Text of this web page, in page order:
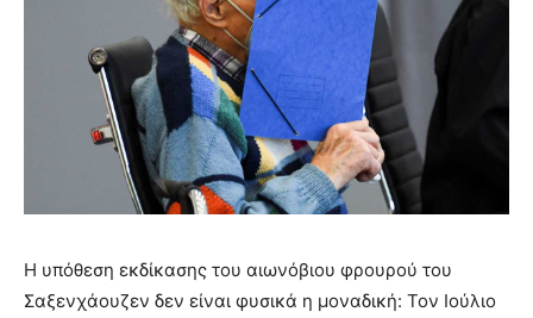
Η υπόθεση εκδίκασης του αιωνόβιου φρουρού του
Σαξενχάουζεν δεν είναι φυσικά η μοναδική: Τον Ιούλιο